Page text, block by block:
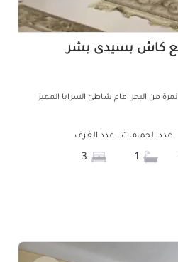
130م للبيع كاش بسيدى بشر
من البحر امام شاطئ السرايا المميز
عدد الحمامات عدد الغرف